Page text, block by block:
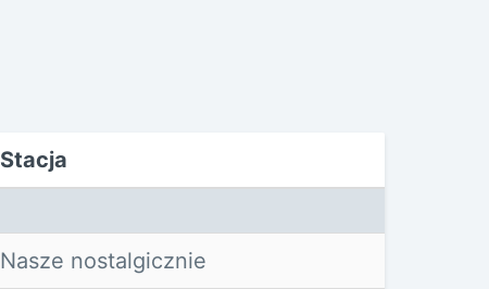
Stacja
Nasze nostalgicznie